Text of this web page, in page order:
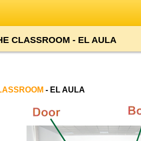
CLASSROOM - EL AULA
- EL AULA